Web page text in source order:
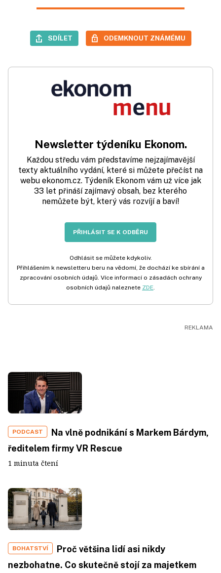
SDÍLET ODEMKNOUT ZNÁMÉMU
Newsletter týdeníku Ekonom.
Každou středu vám představíme nejzajímavější
texty aktuálního vydání, které si můžete přečíst na
webu ekonom.cz. Týdeník Ekonom vám už více jak
33 let přináší zajímavý obsah, bez kterého
nemůžete být, který vás rozvíjí a baví!
PŘIHLÁSIT SE K ODBĚRU
Odhlásit se můžete kdykoliv.
Přihlášením k newsletteru beru na vědomí, že dochází ke sbírání a
zpracování osobních údajů. Více informací o zásadách ochrany
osobních údajů naleznete ZDE
PODCAST
Na vlně podnikání s Markem Bárdym,
ředitelem firmy VR Rescue
1 minuta čtení
BOHATSTVÍ
Proč většina lidí asi nikdy
nezbohatne. Co skutečně stojí za majetkem